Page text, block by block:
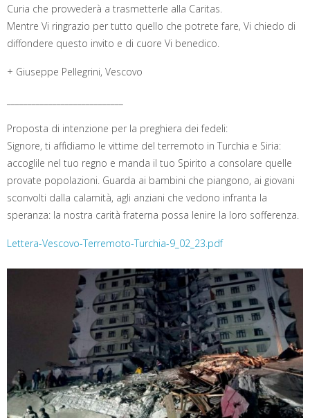
Curia che provvederà a trasmetterle alla Caritas.
Mentre Vi ringrazio per tutto quello che potrete fare, Vi chiedo di
diffondere questo invito e di cuore Vi benedico.
+ Giuseppe Pellegrini, Vescovo
Proposta di intenzione per la preghiera dei fedeli:
Signore, ti affìdiamo le vittime del terremoto in Turchia e Siria:
accoglile nel tuo regno e manda il tuo Spirito a consolare quelle
provate popolazioni. Guarda ai bambini che piangono, ai giovani
sconvolti dalla calamità, agli anziani che vedono infranta la
speranza: la nostra carità fraterna possa lenire la loro sofferenza.
Lettera-Vescovo-Terremoto-Turchia-9_02_23.pdf